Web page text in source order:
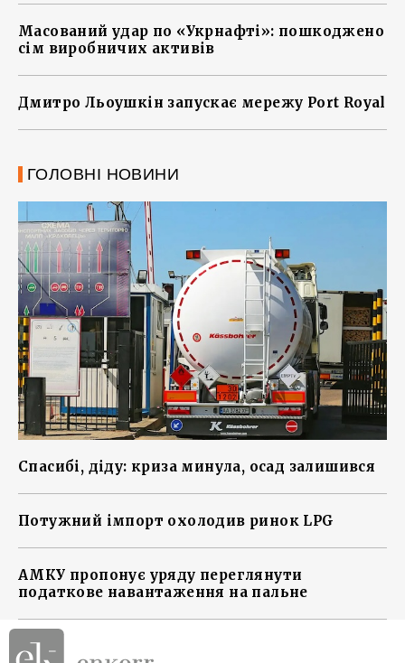
Масований удар по «Укрнафті»: пошкоджено
сім виробничих активів
Дмитро Льоушкін запускає мережу Port Royal
ГОЛОВНІ НОВИНИ
Спасибі, діду: криза минула, осад залишився
Потужний імпорт охолодив ринок LPG
АМКУ пропонує уряду переглянути
податкове навантаження на пальне